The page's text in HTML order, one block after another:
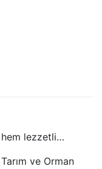
hem lezzetli…
ve Orman